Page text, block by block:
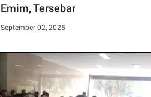
Emim, Tersebar
September 02, 2025